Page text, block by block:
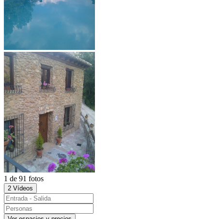
1 de 91 fotos
2 Vídeos